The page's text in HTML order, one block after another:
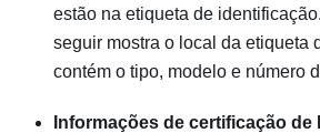
estão na etiqueta de
seguir mostra o local da etiqueta
contém o tipo, modelo e número
Informações de certificação de